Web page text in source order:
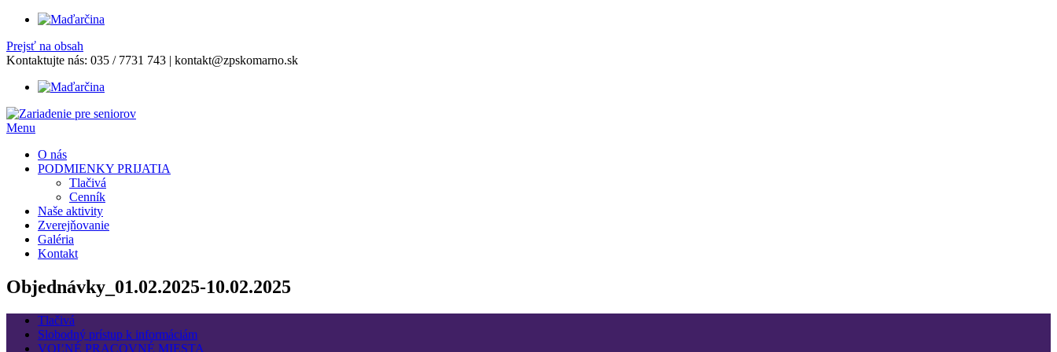
Prejsť na obsah
Kontaktujte nás: 035 / 7731 743 | kontakt@zpskomarno.sk
Menu
O nás
PODMIENKY PRIJATIA
Tlačivá
Cenník
Naše aktivity
Zverejňovanie
Galéria
Kontakt
Objednávky_01.02.2025-10.02.2025
Tlačivá
Slobodný prístup k informáciám
VOĽNÉ PRACOVNÉ MIESTA